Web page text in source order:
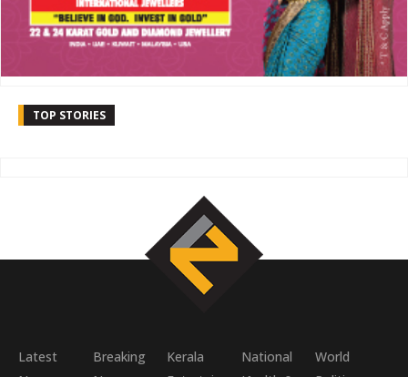
TOP STORIES
Latest
Breaking
Kerala National
World